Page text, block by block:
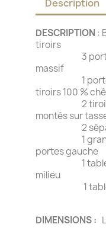
Description
DESCRIPTION :
tiroirs
3 portes
massif
1 porte
tiroirs 100 %
2 tiroirs en
montés sur
2
1 grande
portes gauche
1 tablette
milieu
1 tablette
DIMENSIONS :